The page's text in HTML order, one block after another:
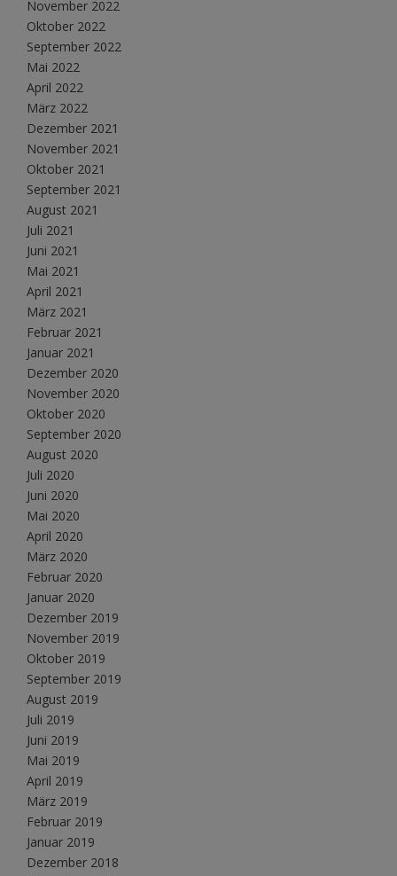
November 2022
Oktober 2022
September 2022
Mai 2022
April 2022
März 2022
Dezember 2021
November 2021
Oktober 2021
September 2021
August 2021
Juli 2021
Juni 2021
Mai 2021
April 2021
März 2021
Februar 2021
Januar 2021
Dezember 2020
November 2020
Oktober 2020
September 2020
August 2020
Juli 2020
Juni 2020
Mai 2020
April 2020
März 2020
Februar 2020
Januar 2020
Dezember 2019
November 2019
Oktober 2019
September 2019
August 2019
Juli 2019
Juni 2019
Mai 2019
April 2019
März 2019
Februar 2019
Januar 2019
Dezember 2018